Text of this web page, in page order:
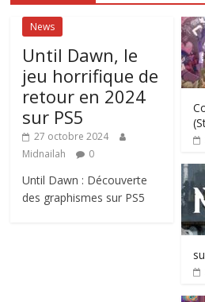
News
Until Dawn, le
jeu horrifique de
retour en 2024
sur PS5
27 octobre 2024
Midnailah
0
Until Dawn : Découverte
des graphismes sur PS5